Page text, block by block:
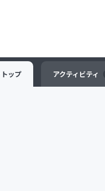
トップ アクティビティ